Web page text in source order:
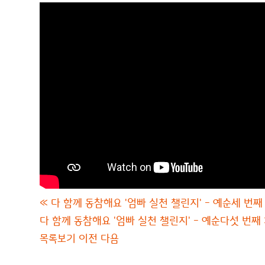
« 다 함께 동참해요 '엄빠 실천 챌린지' - 예순세 번째
다 함께 동참해요 '엄빠 실천 챌린지' - 예순다섯 번째
목록보기 이전 다음